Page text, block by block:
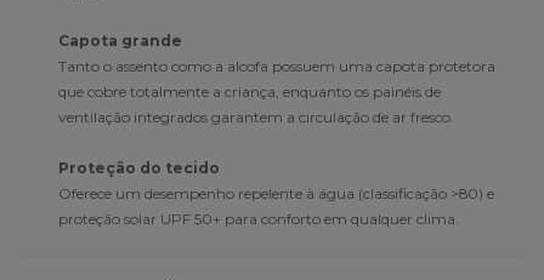
Capota grande
Tanto o assento como a alcofa possuem uma capota protetora
que cobre totalmente a criança, enquanto os painéis de
ventilação integrados garantem a circulação de ar fresco.
Proteção do tecido
Oferece um desempenho repelente à água (classificação >80) e
proteção solar UPF 50+ para conforto em qualquer clima.